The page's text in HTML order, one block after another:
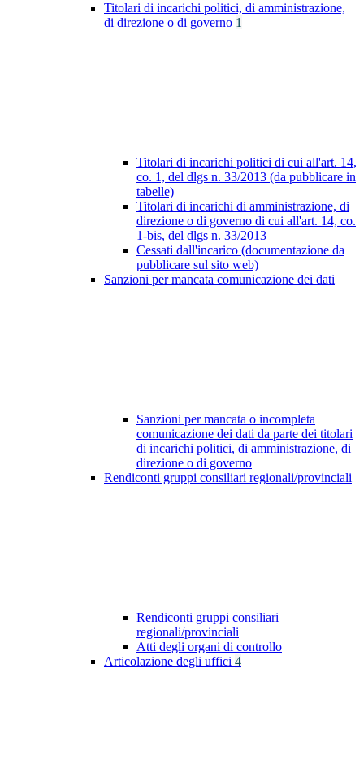
Titolari di incarichi politici, di amministrazione,
di direzione o di governo 1
Titolari di incarichi politici di cui all'art. 14,
co. 1, del dlgs n. 33/2013 (da pubblicare in
tabelle)
Titolari di incarichi di amministrazione, di
direzione o di governo di cui all'art. 14, co.
1-bis, del dlgs n. 33/2013
Cessati dall'incarico (documentazione da
pubblicare sul sito web)
Sanzioni per mancata comunicazione dei dati
Sanzioni per mancata o incompleta
comunicazione dei dati da parte dei titolari
di incarichi politici, di amministrazione, di
direzione o di governo
Rendiconti gruppi consiliari regionali/provinciali
Rendiconti gruppi consiliari
regionali/provinciali
Atti degli organi di controllo
Articolazione degli uffici 4